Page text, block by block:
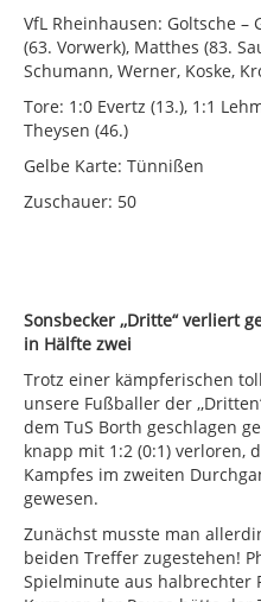
VfL Rheinhausen: Goltsche –
(63. Vorwerk), Matthes (83.
Schumann, Werner, Koske,
Tore: 1:0 Evertz (13.), 1:1
Theysen (46.)
Gelbe Karte: Tünnißen
Zuschauer: 50
Sonsbecker ,,Dritte“ verliert
in Hälfte zwei
Trotz einer kämpferischen
unsere Fußballer der
dem TuS Borth geschlagen
knapp mit 1:2 (0:1) verloren,
Kampfes im zweiten
gewesen.
Zunächst musste man
beiden Treffer zugestehen!
Spielminute aus halbrechter